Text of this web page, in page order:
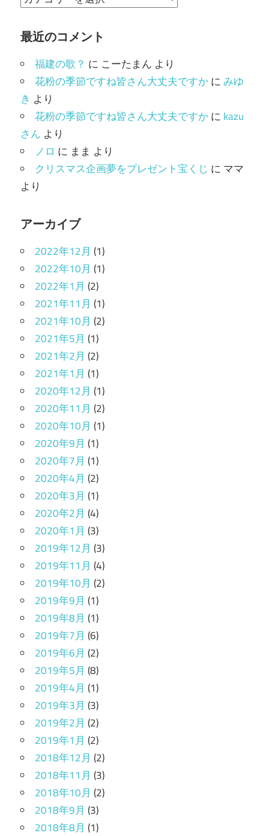
ゴ
ー
最近のコメント
福建の歌？ に こーたまん より
花粉の季節ですね皆さん大丈夫ですかにみゆ
き より
花粉の季節ですね皆さん大丈夫ですかに kazu
さん より
ノロ に まま より
クリスマス企画夢をプレゼント宝くじ に ママ
より
アーカイブ
2022年12月 (1)
2022年10月 (1)
2022年1月 (2)
2021年11月 (1)
2021年10月 (2)
2021年5月 (1)
2021年2月 (2)
2021年1月 (1)
2020年12月 (1)
2020年11月 (2)
2020年10月 (1)
2020年9月 (1)
2020年7月 (1)
2020年4月 (2)
2020年3月 (1)
2020年2月 (4)
2020年1月 (3)
2019年12月 (3)
2019年11月 (4)
2019年10月 (2)
2019年9月 (1)
2019年8月 (1)
2019年7月 (6)
2019年6月 (2)
2019年5月 (8)
2019年4月 (1)
2019年3月 (3)
2019年2月 (2)
2019年1月 (2)
2018年12月 (2)
2018年11月 (3)
2018年10月 (2)
2018年9月 (3)
2018年8月 (1)